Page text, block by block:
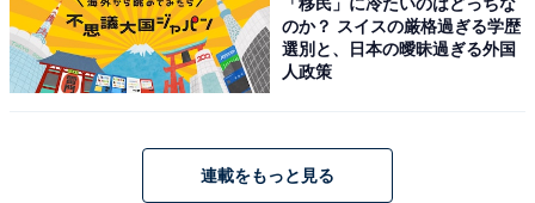
のか？ スイスの厳格過ぎる学歴
選別と、日本の曖昧過ぎる外国
人政策
連載をもっと見る